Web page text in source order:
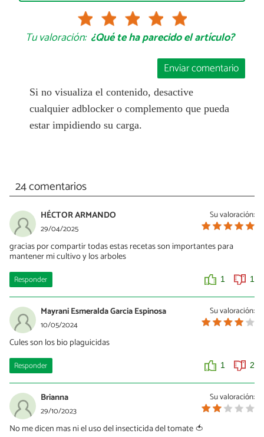
Tu valoración: ¿Qué te ha parecido el artículo?
Enviar comentario
Si no visualiza el contenido, desactive
cualquier adblocker o complemento que pueda
estar impidiendo su carga.
24 comentarios
Su valoración:
HÉCTOR ARMANDO
29/04/2025
gracias por compartir todas estas recetas son importantes para
mantener mi cultivo y los arboles
Responder 1 1
Su valoración:
Mayrani Esmeralda Garcia Espinosa
10/05/2024
Cules son los bio plaguicidas
Responder 1 2
Su valoración:
Brianna
29/10/2023
No me dicen mas ni el uso del insecticida del tomate 🍅